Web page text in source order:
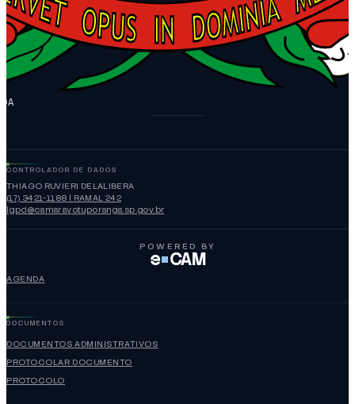
CONTROLADOR DE DADOS
THIAGO RUVIERI DELALIBERA
(17) 3421-1188 | RAMAL 242
lgpd@camaravotuporanga.sp.gov.br
POWERED BY
e CAM
AGENDA
DOCUMENTOS
DOCUMENTOS ADMINISTRATIVOS
PROTOCOLAR DOCUMENTO
PROTOCOLO